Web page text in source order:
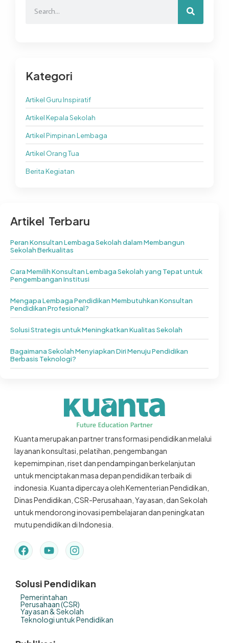
Kategori
Artikel Guru Inspiratif
Artikel Kepala Sekolah
Artikel Pimpinan Lembaga
Artikel Orang Tua
Berita Kegiatan
Artikel Terbaru
Peran Konsultan Lembaga Sekolah dalam Membangun
Sekolah Berkualitas
Cara Memilih Konsultan Lembaga Sekolah yang Tepat untuk
Pengembangan Institusi
Mengapa Lembaga Pendidikan Membutuhkan Konsultan
Pendidikan Profesional?
Solusi Strategis untuk Meningkatkan Kualitas Sekolah
Bagaimana Sekolah Menyiapkan Diri Menuju Pendidikan
Berbasis Teknologi?
Kuanta merupakan partner transformasi pendidikan melalui
layanan konsultasi, pelatihan, pengembangan
kepemimpinan, riset dan pendampingan berkelanjutan
untuk menciptakan masa depan pendidikan terbaik di
indonesia. Kuanta dipercaya oleh Kementerian Pendidikan,
Dinas Pendidikan, CSR-Perusahaan, Yayasan, dan Sekolah
untuk mendorong inovasi pembelajaran dan peningkatan
mutu pendidikan di Indonesia.
Solusi Pendidikan
Pemerintahan
Perusahaan (CSR)
Yayasan & Sekolah
Teknologi untuk Pendidikan